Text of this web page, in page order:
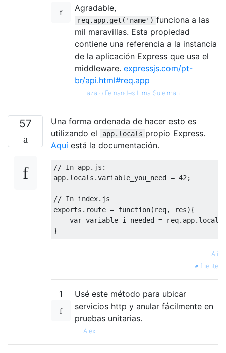
Agradable,
req.app.get('name') funciona a las
mil maravillas. Esta propiedad
contiene una referencia a la instancia
de la aplicación Express que usa el
middleware. expressjs.com/pt-
br/api.html#req.app
— Lazaro Fernandes Lima Suleiman
57
Una forma ordenada de hacer esto es
utilizando el
app.locals propio Express.
Aquí está la documentación.
// In app.js:
app.locals.variable_you_need = 42 ;
// In index.js
exports .route = function( req, res){
var variable_i_needed =
— Ali
fuente
1
Usé este método para ubicar
servicios http y anular fácilmente en
pruebas unitarias.
— Alex